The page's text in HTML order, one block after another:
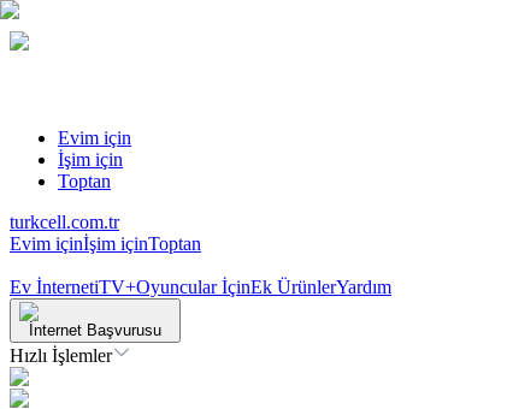
Evim için
İşim için
Toptan
turkcell.com.tr
Evim içinİşim içinToptan
Ev İnternetiTV+Oyuncular İçinEk ÜrünlerYardım
İnternet Başvurusu
Hızlı İşlemler